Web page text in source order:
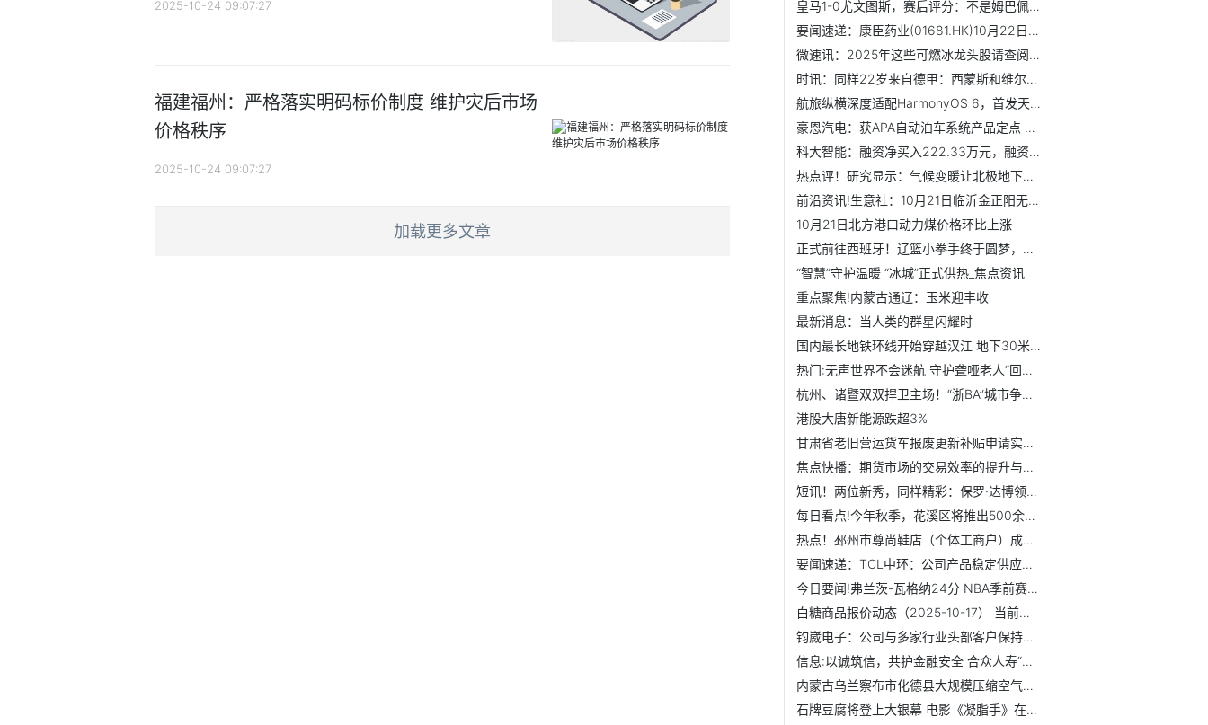
2025-10-24 09:07:27
福建福州：严格落实明码标价制度 维护灾后市场
价格秩序
2025-10-24 09:07:27
加载更多文章
皇马1-0尤文图斯，赛后评分：不是姆巴佩第一，皇马5号排第一
要闻速递：康臣药业(01681.HK)10月22日回购433.08万港元，已连续7日回购
微速讯：2025年这些可燃冰龙头股请查阅！（2025/8/29）
时讯：同样22岁来自德甲：西蒙斯和维尔茨一起在英超迷失
航旅纵横深度适配HarmonyOS 6，首发天气动效实况窗，让航旅...
豪恩汽电：获APA自动泊车系统产品定点 预估总营业额约5.76亿元
科大智能：融资净买入222.33万元，融资余额5.33亿元（10-21）-看热讯
热点评！研究显示：气候变暖让北极地下古生物醒来
前沿资讯!生意社：10月21日临沂金正阳无缝管价格持平
10月21日北方港口动力煤价格环比上涨
正式前往西班牙！辽篮小拳手终于圆梦，去海外打球
“智慧”守护温暖 “冰城”正式供热_焦点资讯
重点聚焦!内蒙古通辽：玉米迎丰收
最新消息：当人类的群星闪耀时
国内最长地铁环线开始穿越汉江 地下30米，武汉地铁12号线盾...
热门:无声世界不会迷航 守护聋哑老人“回家路”
杭州、诸暨双双捍卫主场！“浙BA”城市争霸赛满100场 焦点滚动
港股大唐新能源跌超3%
甘肃省老旧营运货车报废更新补贴申请实行线上预登记制度
焦点快播：期货市场的交易效率的提升与资源配置？
短讯！两位新秀，同样精彩：保罗·达博领骑环广西，苏浩钰再...
每日看点!今年秋季，花溪区将推出500余场特色活动
热点！邳州市尊尚鞋店（个体工商户）成立 注册资本5万人民币
要闻速递：TCL中环：公司产品稳定供应国内主要集成电路厂商，...
今日要闻!弗兰茨-瓦格纳24分 NBA季前赛魔术132-125鹈鹕 普尔21分
白糖商品报价动态（2025-10-17） 当前资讯
钧崴电子：公司与多家行业头部客户保持着长期稳定的合作关系_...
信息:以诚筑信，共护金融安全 合众人寿“以案说险”守护您的...
内蒙古乌兰察布市化德县大规模压缩空气储能系统示范项目成功...
石牌豆腐将登上大银幕 电影《凝脂手》在钟祥开机-快消息